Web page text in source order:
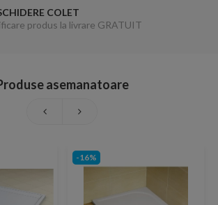
COLET
produs la livrare GRATUIT
asemanatoare
-16%